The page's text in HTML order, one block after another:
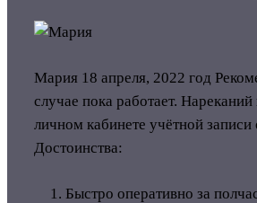
Мария 18 апреля, 2022 год
случае пока работает. Нареканий
личном кабинете учётной записи
Достоинства:
Быстро оперативно за